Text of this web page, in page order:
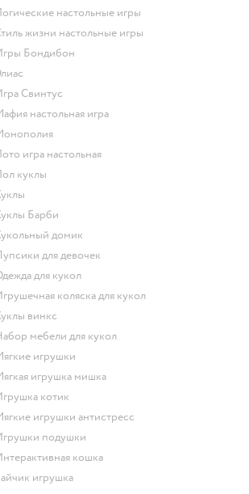
Логические настольные игры
Стиль жизни настольные игры
Игры Бондибон
Элиас
Игра Свинтус
Мафия настольная игра
Монополия
Лото игра настольная
Лол куклы
Куклы
Куклы Барби
Кукольный домик
Пупсики для девочек
Одежда для кукол
Игрушечная коляска для кукол
Куклы винкс
Набор мебели для кукол
Мягкие игрушки
Мягкая игрушка мишка
Игрушка котик
Мягкие игрушки антистресс
Игрушки подушки
Интерактивная кошка
Зайчик игрушка